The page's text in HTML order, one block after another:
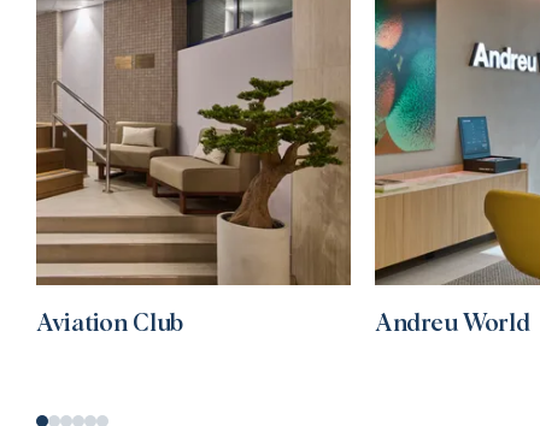
Aviation Club Andreu World